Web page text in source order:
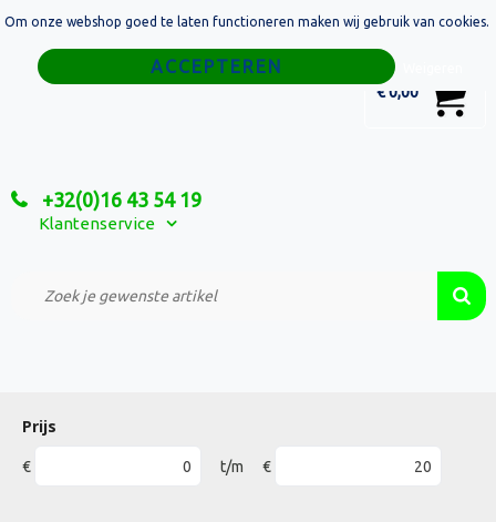
€ 0,00
+32(0)16 43 54 19
Klantenservice
Home
Relatiegeschenken
Custom Made Projecten
Prijs
€ t/m €
Om onze webshop goed te laten functioneren maken wij gebruik van cookies.